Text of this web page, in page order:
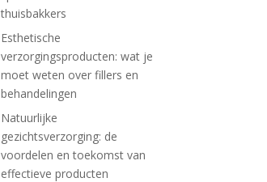
thuisbakkers
Esthetische
verzorgingsproducten: wat je
moet weten over fillers en
behandelingen
Natuurlijke
gezichtsverzorging: de
voordelen en toekomst van
effectieve producten